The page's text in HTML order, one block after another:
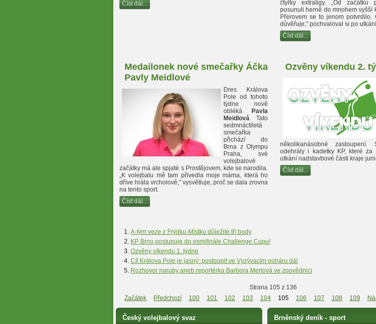
Číst dál...
čtyřky extraligy. „Od začátku
posunuli herně do mnohem vyšší
Přerovem se to jenom potvrdilo.
důvěřuje," pochvaloval si po utkání
Číst dál...
Medailonek nové smečařky Áčka
Pavly Meidlové
Dres Králova
Pole od tohoto
týdne nově
obléká
Pavla
Meidlová. Tato
sedmnáctiletá
smečařka
přichází do
Brna z Olympu
Praha, své
volejbalové
začátky má ale spjaté s Prostějovem, kde se narodila.
„K volejbalu mě tam přivedla moje máma, která ho
dříve hrála vrcholově," vysvětluje, proč se dala zrovna
na tento sport.
Číst dál...
Ozvěny víkendu 2.
několikanásobné
odehrály i kadetky KP, které za
utkání nadstavbové části kraje
Číst dál...
A-tým veze z Frýdku-Místku důležité tři body
KP Brno postupuje do osmifinále Challenge Cupu!
Ozvěny víkendu 1. týdne
Cíl Králova Pole je jasný: postoupit ve Vyzývacím poháru dál
Rozhovor naruby aneb reportérka Barbora Mertová ve zpovědnici
Strana 105 z 136
Začátek
Předchozí 100 101 102 103 104 105 106 107 108 109
Český volejbalový svaz Brněnský deník - sport